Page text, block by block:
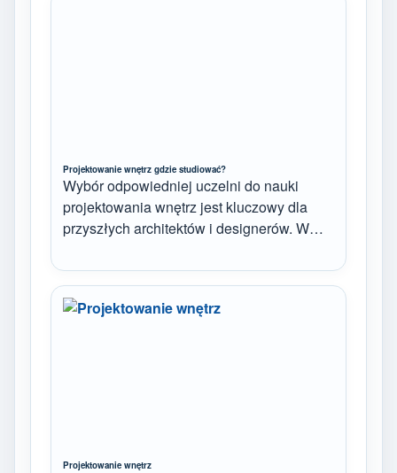
Projektowanie wnętrz gdzie studiować?
Wybór odpowiedniej uczelni do nauki
projektowania wnętrz jest kluczowy dla
przyszłych architektów i designerów. W…
Projektowanie wnętrz